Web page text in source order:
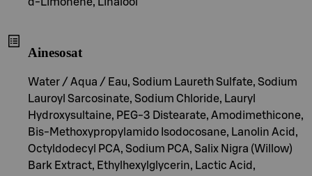
Ainesosat
Water / Aqua / Eau, Sodium Laureth Sulfate, Sodium
Lauroyl Sarcosinate, Sodium Chloride, Lauryl
Hydroxysultaine, PEG-3 Distearate, Amodimethicone,
Bis-Methoxypropylamido Isodocosane, Lanolin Acid,
Octyldodecyl PCA, Sodium PCA, Salix Nigra (Willow)
Bark Extract, Ethylhexylglycerin, Lactic Acid,